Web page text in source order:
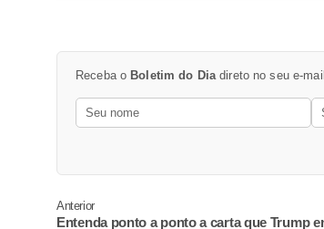
Receba o Boletim do Diadireto no seu e-
Anterior
Entenda ponto a ponto a carta que Trump